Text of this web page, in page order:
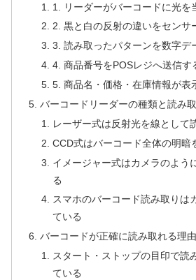
1. リーダーがバーコードに光を
2. 黒と白の反射の違いをセンサ
3. 読み取ったパターンを数字デ
4. 商品番号をPOSレジへ送信す
5. 商品名・価格・在庫情報が表
バーコードリーダーの種類と読み
レーザー式は反射光を線として
CCD式はバーコード全体の明暗
イメージャー式はカメラのよう
る
スマホのバーコード読み取りは
ている
バーコードが正確に読み取れる理由
スタート・ストップの目印で読
ている